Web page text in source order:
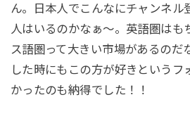
ん。日本人でこんなにチャンネル
人はいるのかなぁ〜。英語圏はも
ス語圏って大きい市場があるのだ
した時にもこの方が好きというフ
かったのも納得でした！！